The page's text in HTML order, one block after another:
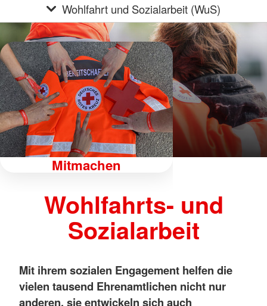
Wohlfahrt und Sozialarbeit (WuS)
Mitmachen
Wohlfahrts- und
Sozialarbeit
Mit ihrem sozialen Engagement helfen die
vielen tausend Ehrenamtlichen nicht nur
anderen, sie entwickeln sich auch